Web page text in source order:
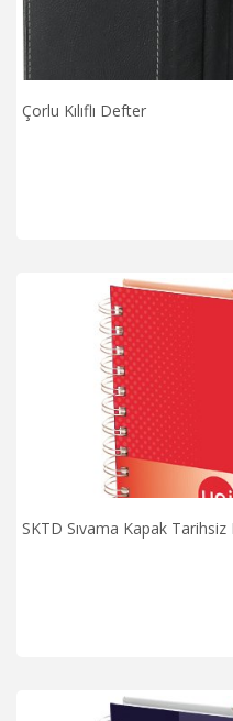
Çorlu Kılıflı Defter
SKTD Sıvama Kapak